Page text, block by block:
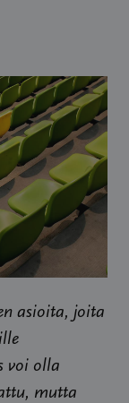
asioita, joita
voi olla
mutta